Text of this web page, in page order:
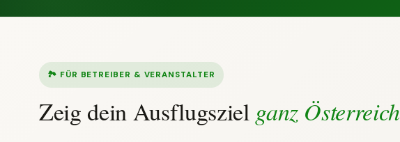
🏞 FÜR BETREIBER & VERANSTALTER
Zeig dein Ausflugsziel ganz Österreich